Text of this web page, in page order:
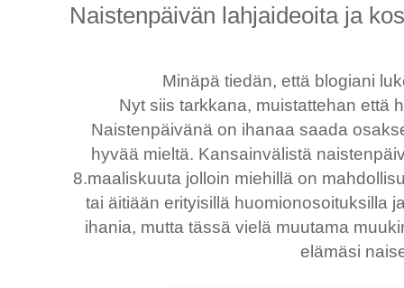
Naistenpäivän lahjaideoita ja
Minäpä tiedän, että blogiani
Nyt siis tarkkana, muistattehan että
Naistenpäivänä on ihanaa saada
hyvää mieltä. Kansainvälistä
8.maaliskuuta jolloin miehillä on
tai äitiään erityisillä huomionosoituksilla
ihania, mutta tässä vielä muutama
elämäsi